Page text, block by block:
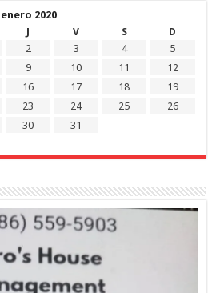
enero 2020
J V S
D
2 3 4
5
9 10 11
12
16 17 18
19
23 24 25
26
30
31